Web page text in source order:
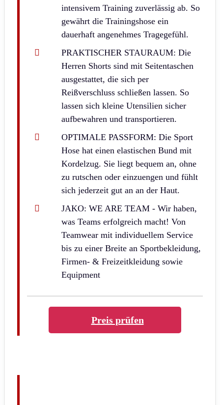
intensivem Training zuverlässig ab. So
gewährt die Trainingshose ein
dauerhaft angenehmes Tragegefühl.
PRAKTISCHER STAURAUM: Die
Herren Shorts sind mit Seitentaschen
ausgestattet, die sich per
Reißverschluss schließen lassen. So
lassen sich kleine Utensilien sicher
aufbewahren und transportieren.
OPTIMALE PASSFORM: Die Sport
Hose hat einen elastischen Bund mit
Kordelzug. Sie liegt bequem an, ohne
zu rutschen oder einzuengen und fühlt
sich jederzeit gut an an der Haut.
JAKO: WE ARE TEAM - Wir haben,
was Teams erfolgreich macht! Von
Teamwear mit individuellem Service
bis zu einer Breite an Sportbekleidung,
Firmen- & Freizeitkleidung sowie
Equipment
Preis prüfen